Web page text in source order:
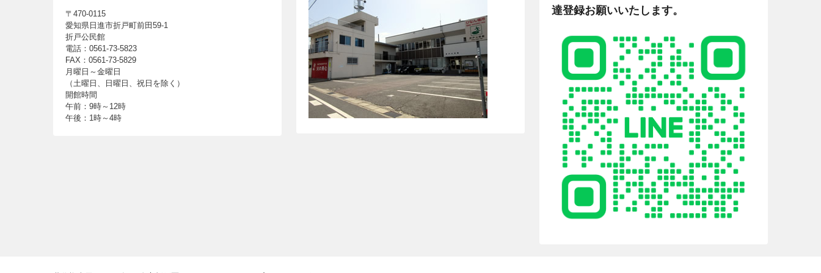
〒470-0115
愛知県日進市折戸町前田59-1
折戸公民館
電話：0561-73-5823
FAX：0561-73-5829
月曜日～金曜日
（土曜日、日曜日、祝日を除く）
開館時間
午前：9時～12時
午後：1時～4時
達登録お願いいたします。